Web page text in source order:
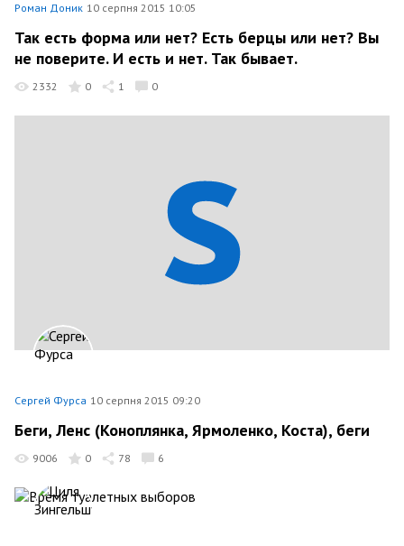
Роман Доник 10 серпня 2015 10:05
Так есть форма или нет? Есть берцы или нет? Вы
не поверите. И есть и нет. Так бывает.
2332 0 1 0
Сергей Фурса 10 серпня 2015 09:20
Беги, Ленс (Коноплянка, Ярмоленко, Коста), беги
9006 0 78 6